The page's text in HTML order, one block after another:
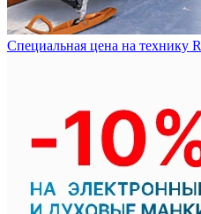
Специальная цена на технику